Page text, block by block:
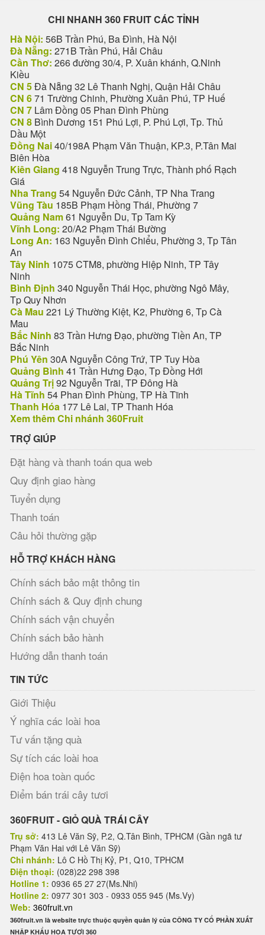
CHI NHANH 360 FRUIT CÁC TỈNH
Hà Nội: 56B Trần Phú, Ba Đình, Hà Nội
Đà Nẵng: 271B Trần Phú, Hải Châu
Cần Thơ: 266 đường 30/4, P. Xuân khánh, Q.Ninh
Kiều
CN 5Đà Nẵng 32 Lê Thanh Nghị, Quận Hải Châu
CN 671 Trường Chinh, Phường Xuân Phú, TP Huế
CN 7 Lâm Đồng 05 Phan Đình Phùng
CN 8 Bình Dương 151 Phú Lợi, P. Phú Lợi, Tp. Thủ
Dầu Một
Đồng Nai40/198A Phạm Văn Thuận, KP.3, P.Tân Mai
Biên Hòa
Kiên Giang 418 Nguyễn Trung Trực, Thành phố Rạch
Giá
Nha Trang 54 Nguyễn Đức Cảnh, TP Nha Trang
Vũng Tàu 185B Phạm Hồng Thái, Phường 7
Quảng Nam61 Nguyễn Du, Tp Tam Kỳ
Vĩnh Long: 20/A2 Phạm Thái Bường
Long An: 163 Nguyễn Đình Chiểu, Phường 3, Tp Tân
An
Tây Ninh 1075 CTM8, phường Hiệp Ninh, TP Tây
Ninh
Bình Định 340 Nguyễn Thái Học, phường Ngô Mây,
Tp Quy Nhơn
Cà Mau 221 Lý Thường Kiệt, K2, Phường 6, Tp Cà
Mau
Bắc Ninh 83 Trần Hưng Đạo, phường Tiền An, TP
Bắc Ninh
Phú Yên 30A Nguyễn Công Trứ, TP Tuy Hòa
Quảng Bình 41 Trần Hưng Đạo, Tp Đồng Hới
Quảng Trị92 Nguyễn Trãi, TP Đông Hà
Hà Tĩnh 54 Phan Đình Phùng, TP Hà Tĩnh
Thanh Hóa 177 Lê Lai, TP Thanh Hóa
Xem thêm Chi nhánh 360Fruit
TRỢ GIÚP
Đặt hàng và thanh toán qua web
Quy định giao hàng
Tuyển dụng
Thanh toán
Câu hỏi thường gặp
HỖ TRỢ KHÁCH HÀNG
Chính sách bảo mật thông tin
Chính sách & Quy định chung
Chính sách vận chuyển
Chính sách bảo hành
Hướng dẫn thanh toán
TIN TỨC
Giới Thiệu
Ý nghĩa các loài hoa
Tư vấn tặng quà
Sự tích các loài hoa
Điện hoa toàn quốc
Điểm bán trái cây tươi
360FRUIT - GIỎ QUÀ TRÁI CÂY
Trụ sở: 413 Lê Văn Sỹ, P.2, Q.Tân Bình, TPHCM (Gần ngã tư
Phạm Văn Hai với Lê Văn Sỹ)
Chi nhánh: Lô C Hồ Thị Kỷ, P1, Q10, TPHCM
Điện thoại: (028)22 298 398
Hotline 1: 0936 65 27 27(Ms.Nhi)
Hotline 2: 0977 301 303 - 0933 055 945 (Ms.Vy)
Web: 360fruit.vn
360fruit.vn là website trực thuộc quyền quản lý của CÔNG TY CỔ PHẦN XUẤT
NHẬP KHẨU HOA TƯƠI 360